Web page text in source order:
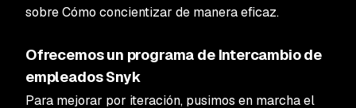
sobreCómo concientizar de manera eficaz.
Ofrecemos un programa de Intercambio de
empleados Snyk
Para mejorar por iteración, pusimos en marcha el